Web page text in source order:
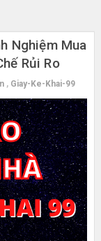
Nghiệm Mua
Rủi Ro
, Giay-Ke-Khai-99